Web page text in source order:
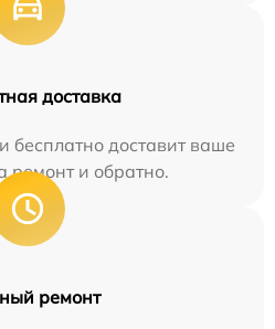
доставка
доставит ваше
ремонт и обратно.
ремонт